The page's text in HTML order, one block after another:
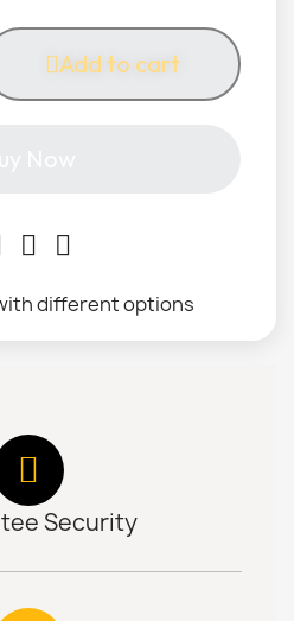
Add to cart
different options
Security